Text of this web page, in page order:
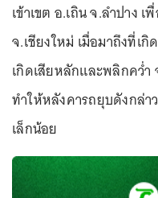
เข้าเขต อ.เถิน จ.ลำปาง
จ.เชียงใหม่ เมื่อมาถึงที่เกิ
เกิดเสียหลักและพลิกคว่
ทำให้หลังคารถยุบดังกล่า
เล็กน้อย